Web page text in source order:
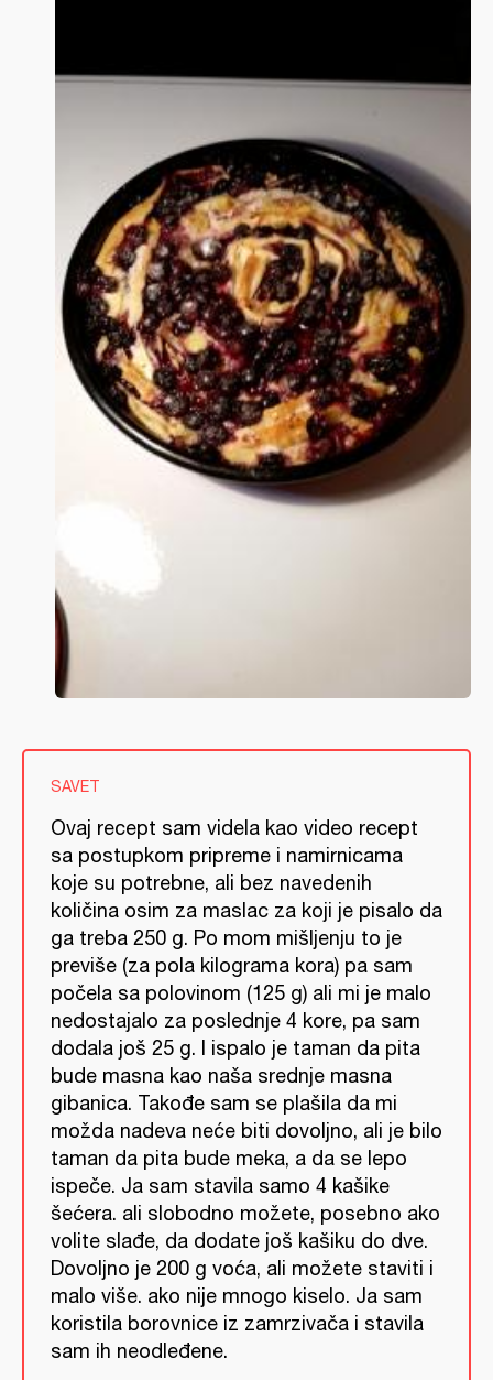
SAVET
Ovaj recept sam videla kao video recept
sa postupkom pripreme i namirnicama
koje su potrebne, ali bez navedenih
količina osim za maslac za koji je pisalo da
ga treba 250 g. Po mom mišljenju to je
previše (za pola kilograma kora) pa sam
počela sa polovinom (125 g) ali mi je malo
nedostajalo za poslednje 4 kore, pa sam
dodala još 25 g. I ispalo je taman da pita
bude masna kao naša srednje masna
gibanica. Takođe sam se plašila da mi
možda nadeva neće biti dovoljno, ali je bilo
taman da pita bude meka, a da se lepo
ispeče. Ja sam stavila samo 4 kašike
šećera. ali slobodno možete, posebno ako
volite slađe, da dodate još kašiku do dve.
Dovoljno je 200 g voća, ali možete staviti i
malo više. ako nije mnogo kiselo. Ja sam
koristila borovnice iz zamrzivača i stavila
sam ih neodleđene.